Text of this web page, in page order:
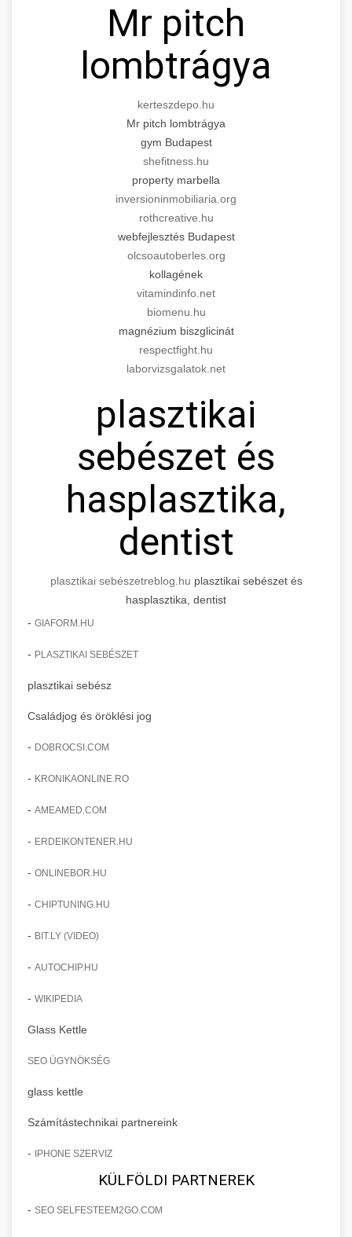
Mr pitch
lombtrágya
kerteszdepo.hu
Mr pitch lombtrágya
gym Budapest
shefitness.hu
property marbella
inversioninmobiliaria.org
rothcreative.hu
webfejlesztés Budapest
olcsoautoberles.org
kollagének
vitamindinfo.net
biomenu.hu
magnézium biszglicinát
respectfight.hu
laborvizsgalatok.net
plasztikai
sebészet és
hasplasztika,
dentist
plasztikai sebészetreblog.hu plasztikai sebészet és
hasplasztika, dentist
- GIAFORM.HU
- PLASZTIKAI SEBÉSZET
plasztikai sebész
Családjog és öröklési jog
- DOBROCSI.COM
- KRONIKAONLINE.RO
- AMEAMED.COM
- ERDEIKONTENER.HU
- ONLINEBOR.HU
- CHIPTUNING.HU
- BIT.LY (VIDEO)
- AUTOCHIP.HU
- WIKIPEDIA
Glass Kettle
SEO ÜGYNÖKSÉG
glass kettle
Számítástechnikai partnereink
- IPHONE SZERVIZ
KÜLFÖLDI PARTNEREK
- SEO SELFESTEEM2GO.COM